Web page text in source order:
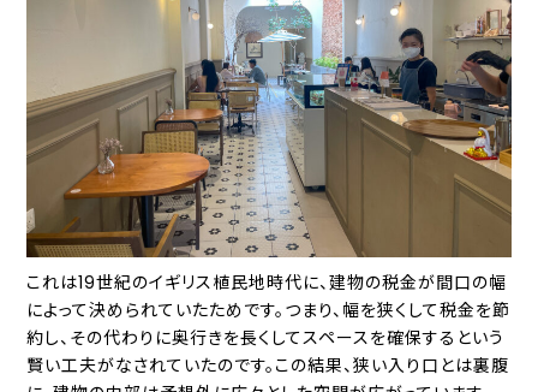
これは19世紀のイギリス植民地時代に、建物の税金が間口の幅
によって決められていたためです。つまり、幅を狭くして税金を節
約し、その代わりに奥行きを長くしてスペースを確保するという
賢い工夫がなされていたのです。この結果、狭い入り口とは裏腹